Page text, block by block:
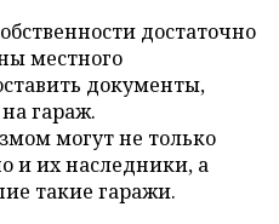
достаточно
местного
документы,
гараж.
могут не только
и их наследники, а
такие гаражи.